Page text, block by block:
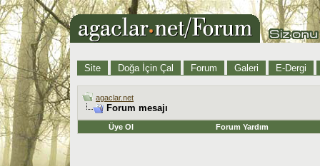
Site Doğa İçin Çal Forum Galeri E-Dergi
agaclar.net
Forum mesajı
Üye Ol Forum Yardım